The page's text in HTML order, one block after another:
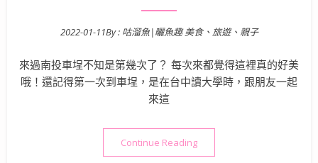
Posted on
2022-01-11By : 咕溜魚|曬魚趣 美食、旅遊、親子
來過南投車埕不知是第幾次了？ 每次來都覺得這裡真的好美
哦！還記得第一次到車埕，是在台中讀大學時，跟朋友一起
來這
Continue Reading“南投景點》車埕 絕美池畔